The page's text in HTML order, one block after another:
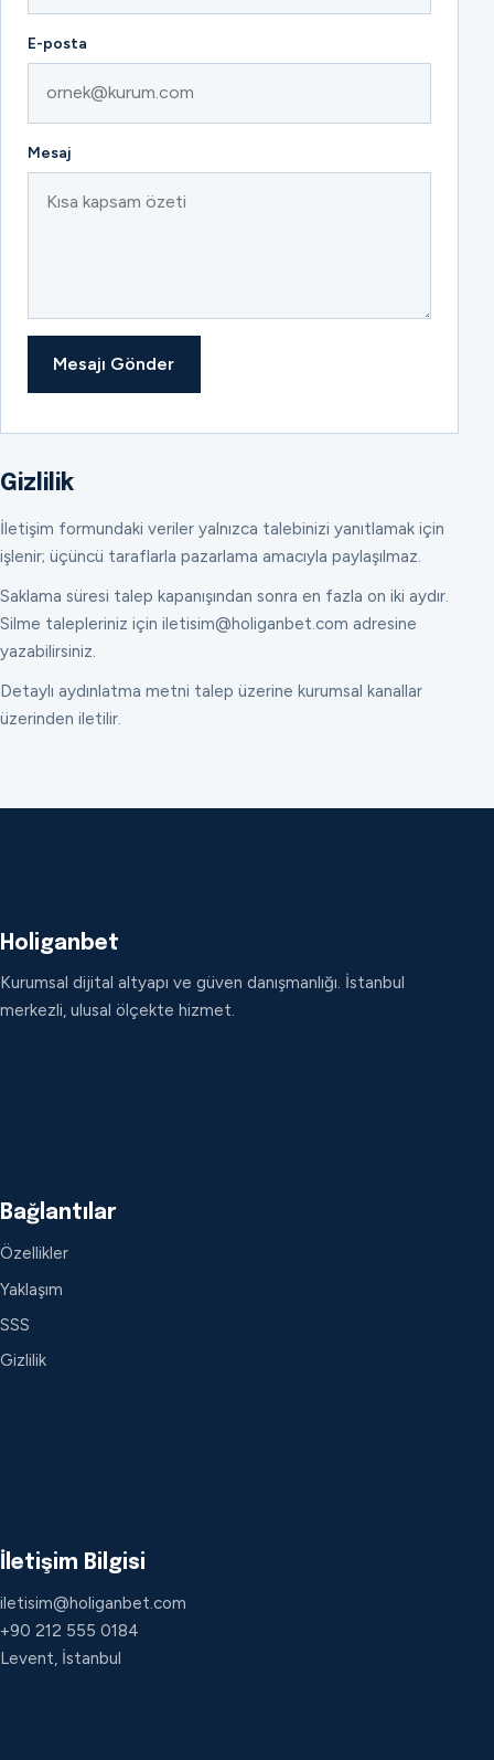
E-posta
Mesaj
Mesajı Gönder
Gizlilik
İletişim formundaki veriler yalnızca talebinizi yanıtlamak için
işlenir; üçüncü taraflarla pazarlama amacıyla paylaşılmaz.
Saklama süresi talep kapanışından sonra en fazla on iki aydır.
Silme talepleriniz için iletisim@holiganbet.com adresine
yazabilirsiniz.
Detaylı aydınlatma metni talep üzerine kurumsal kanallar
üzerinden iletilir.
Holiganbet
Kurumsal dijital altyapı ve güven danışmanlığı. İstanbul
merkezli, ulusal ölçekte hizmet.
Bağlantılar
Özellikler
Yaklaşım
SSS
Gizlilik
İletişim Bilgisi
iletisim@holiganbet.com
+90 212 555 0184
Levent, İstanbul